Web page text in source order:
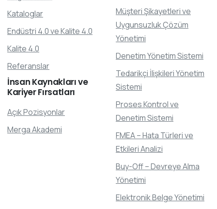
Kataloglar
Endüstri 4.0 ve Kalite 4.0
Kalite 4.0
Referanslar
İnsan Kaynaklarıve
KariyerFırsatları
Açık Pozisyonlar
Merga Akademi
Müşteri Şikayetleri ve
Uygunsuzluk Çözüm
Yönetimi
Denetim Yönetim Sistemi
Tedarikçi İlişkileri Yönetim
Sistemi
Proses Kontrol ve
Denetim Sistemi
FMEA – Hata Türleri ve
Etkileri Analizi
Buy-Off – Devreye Alma
Yönetimi
Elektronik Belge Yönetimi